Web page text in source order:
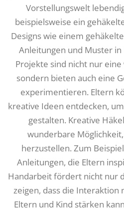
Vorstellungswelt
beispielsweise ein
Designs wie einem
Anleitungen und Muster in
Projekte sind nicht nur
sondern bieten auch eine
experimentieren. Eltern
kreative Ideen entdecken,
gestalten. Kreative
wunderbare
herzustellen. Zum
Anleitungen, die Eltern
Handarbeit fördert nicht nur
zeigen, dass die
Eltern und Kind stärken